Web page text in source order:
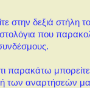
στην δεξιά στήλη
που
παρακάτω μπορείτε
των αναρτήσεών